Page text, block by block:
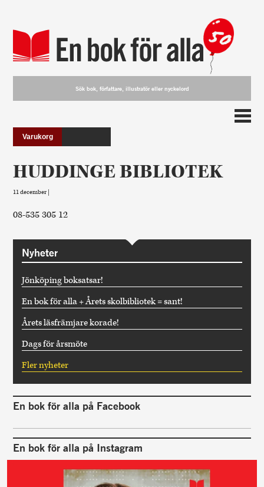
Varukorg
HUDDINGE BIBLIOTEK
11 december |
08-535 305 12
Nyheter
Jönköping boksatsar!
En bok för alla + Årets skolbibliotek = sant!
Årets läsfrämjare korade!
Dags för årsmöte
Fler nyheter
En bok för alla på Facebook
En bok för alla på Instagram